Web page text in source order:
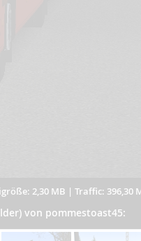
2,30 MB | Traffic: 396,30
von pommestoast45: